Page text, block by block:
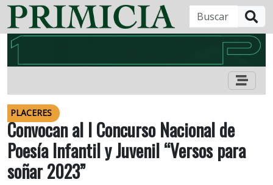
PLACERES
Convocan al I Concurso Nacional de
Poesía Infantil y Juvenil “Versos para
soñar 2023”